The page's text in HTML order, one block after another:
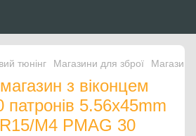
тюнінг Магазини для зброї
з віконцем
патронів 5.56x45mm
M4 PMAG 30